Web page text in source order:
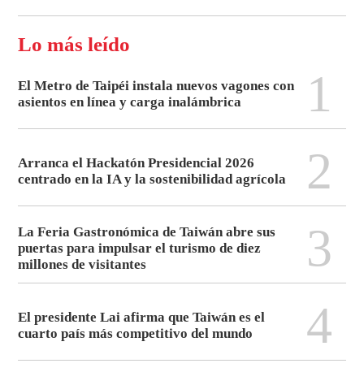
Lo más leído
El Metro de Taipéi instala nuevos vagones con
asientos en línea y carga inalámbrica
1
Arranca el Hackatón Presidencial 2026
centrado en la IA y la sostenibilidad agrícola
2
La Feria Gastronómica de Taiwán abre sus
puertas para impulsar el turismo de diez
millones de visitantes
3
El presidente Lai afirma que Taiwán es el
cuarto país más competitivo del mundo
4